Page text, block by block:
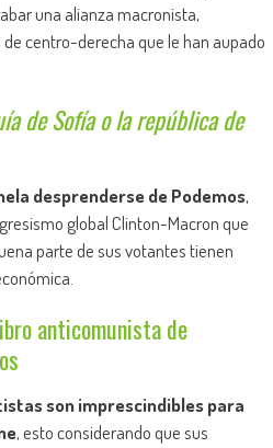
una alianza macronista,
centro-derecha que le han aupado
de Sofía o la república de
desprenderse de Podemos,
global Clinton-Macron que
parte de sus votantes tienen
anticomunista de
son imprescindibles para
, esto considerando que sus